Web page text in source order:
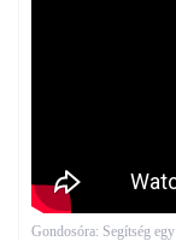
Gondosóra: Segítség